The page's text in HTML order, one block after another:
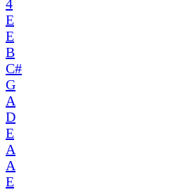
4
E
E
B
C#
G
A
D
E
A
A
E